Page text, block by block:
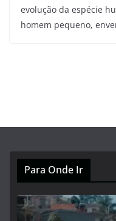
evolução da espécie
homem pequeno,
Para Onde Ir